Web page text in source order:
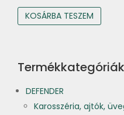
KOSÁRBA TESZEM
Termékkategóriák
DEFENDER
Karosszéria, ajtók,